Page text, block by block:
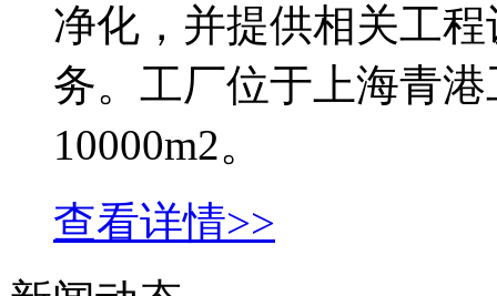
净化，并提供相关工
务。工厂位于上海青
10000m2。
查看详情>>